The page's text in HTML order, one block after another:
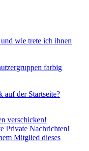
wie trete ich ihnen
farbig
auf der Startseite?
verschicken!
Private Nachrichten!
Mitglied dieses